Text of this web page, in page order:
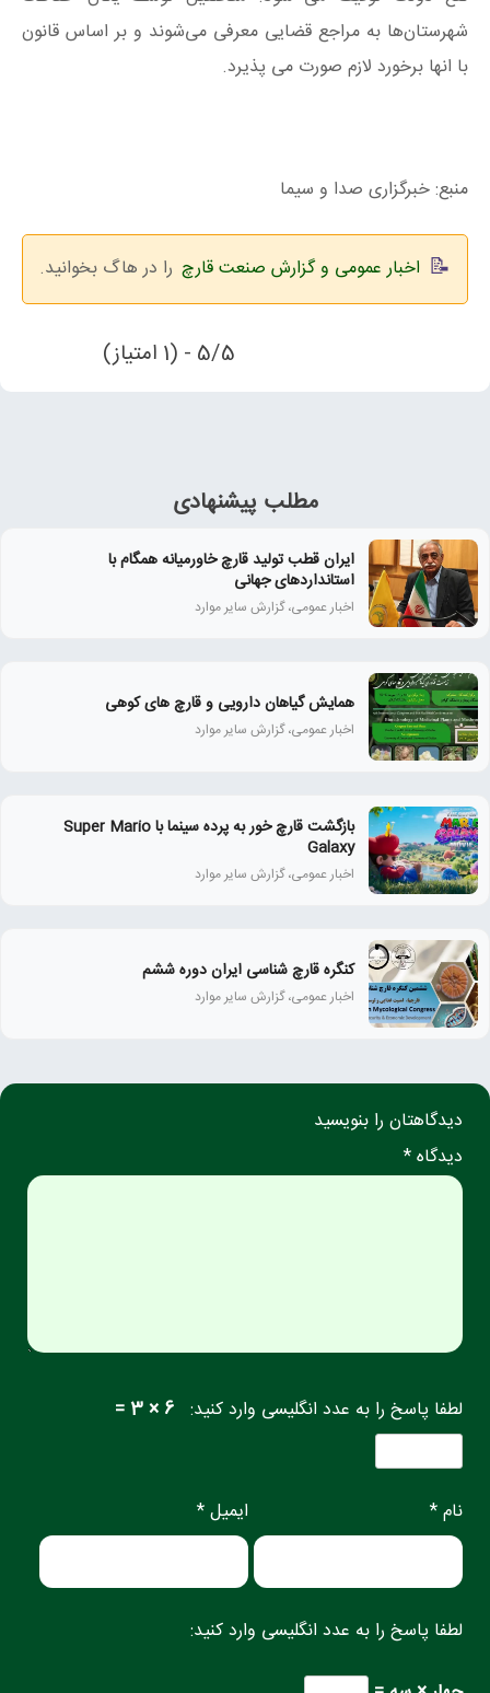
شهرستان‌ها به مراجع قضایی معرفی می‌شوند و بر اساس قانون
با انها برخورد لازم صورت می پذیرد.
منبع: خبرگزاری صدا و سیما
اخبار عمومی و گزارش صنعت قارچ را در هاگ بخوانید.
5/5 - (1 امتیاز)
مطلب پیشنهادی
ایران قطب تولید قارچ خاورمیانه همگام با
استانداردهای جهانی
اخبار عمومی، گزارش سایر موارد
همايش گياهان دارويی و قارچ‌ های كوهی
اخبار عمومی، گزارش سایر موارد
بازگشت قارچ خور به پرده سینما با Super Mario
Galaxy
اخبار عمومی، گزارش سایر موارد
کنگره قارچ شناسی ایران دوره ششم
اخبار عمومی، گزارش سایر موارد
دیدگاهتان را بنویسید
دیدگاه *
لطفا پاسخ را به عدد انگلیسی وارد کنید: 6 × 3 =
نام * ایمیل *
لطفا پاسخ را به عدد انگلیسی وارد کنید: